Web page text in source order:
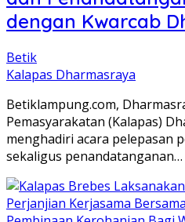
dengan Kwarcab
Betik
Kalapas Dharmasraya
Betiklampung.com,
Pemasyarakatan (Kalapas)
menghadiri acara pelepasan
sekaligus penandatanganan…